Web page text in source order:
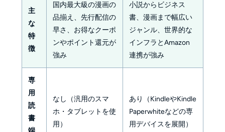
主
な
特
徴
国内最大級の漫画の
品揃え、先行配信の
早さ、お得なクーポ
ンやポイント還元が
強み
小説からビジネス
書、漫画まで幅広い
ジャンル、世界的な
インフラとAmazon
連携が強み
専
用
読
書
なし（汎用のスマ
ホ・タブレットを使
用）
あり（KindleやKindle
Paperwhiteなどの専
用デバイスを展開）